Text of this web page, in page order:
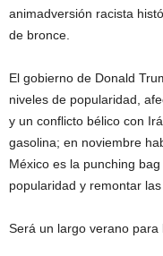
animadversión racista
de bronce.
El gobierno de Donald
niveles de popularidad,
y un conflicto bélico con
gasolina; en noviembre
México es la punching
popularidad y remontar
Será un largo verano para